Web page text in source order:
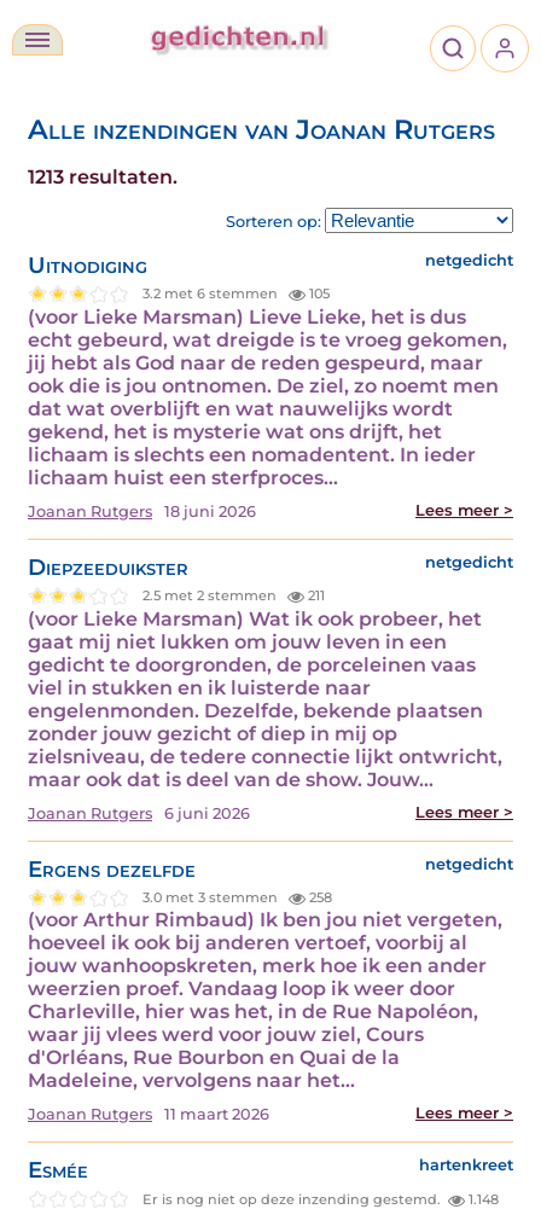
Alle inzendingen van Joanan Rutgers
1213 resultaten.
Sorteren op:
Uitnodiging netgedicht
3.2 met 6 stemmen 105
(voor Lieke Marsman) Lieve Lieke, het is dus
echt gebeurd, wat dreigde is te vroeg gekomen,
jij hebt als God naar de reden gespeurd, maar
ook die is jou ontnomen. De ziel, zo noemt men
dat wat overblijft en wat nauwelijks wordt
gekend, het is mysterie wat ons drijft, het
lichaam is slechts een nomadentent. In ieder
lichaam huist een sterfproces…
Joanan Rutgers 18 juni 2026 Lees meer >
Diepzeeduikster netgedicht
2.5 met 2 stemmen 211
(voor Lieke Marsman) Wat ik ook probeer, het
gaat mij niet lukken om jouw leven in een
gedicht te doorgronden, de porceleinen vaas
viel in stukken en ik luisterde naar
engelenmonden. Dezelfde, bekende plaatsen
zonder jouw gezicht of diep in mij op
zielsniveau, de tedere connectie lijkt ontwricht,
maar ook dat is deel van de show. Jouw…
Joanan Rutgers 6 juni 2026 Lees meer >
Ergens dezelfde netgedicht
3.0 met 3 stemmen 258
(voor Arthur Rimbaud) Ik ben jou niet vergeten,
hoeveel ik ook bij anderen vertoef, voorbij al
jouw wanhoopskreten, merk hoe ik een ander
weerzien proef. Vandaag loop ik weer door
Charleville, hier was het, in de Rue Napoléon,
waar jij vlees werd voor jouw ziel, Cours
d'Orléans, Rue Bourbon en Quai de la
Madeleine, vervolgens naar het…
Joanan Rutgers 11 maart 2026 Lees meer >
Esmée hartenkreet
Er is nog niet op deze inzending gestemd. 1.148